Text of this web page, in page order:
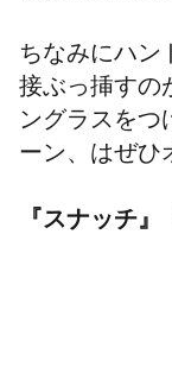
ちなみにハン
接ぶっ挿すの
ングラスをつ
ーン、はぜひ
『スナッチ